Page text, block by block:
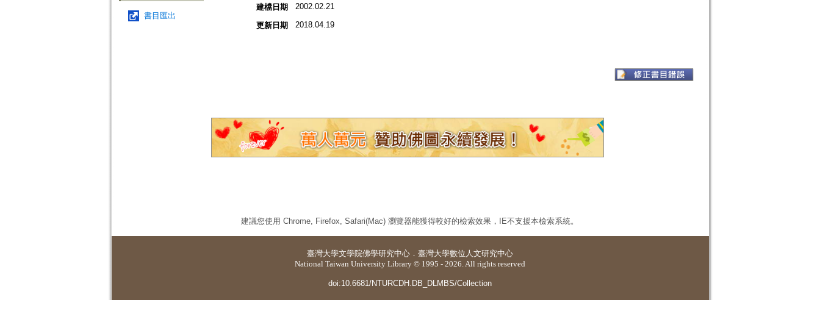
書目匯出
建檔日期 2002.02.21
更新日期 2018.04.19
建議您使用 Chrome, Firefox, Safari(Mac) 瀏覽器能獲得較好的檢索效果，IE不支援本檢索系統。
臺灣大學文學院佛學研究中心 ． 臺灣大學數位人文研究中心
National Taiwan University Library © 1995 - 2026. All rights reserved
doi:10.6681/NTURCDH.DB_DLMBS/Collection